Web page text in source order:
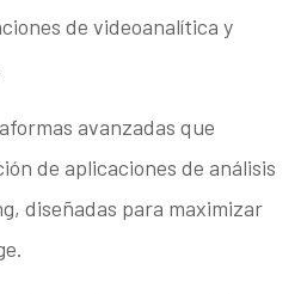
de videoanalítica y
avanzadas que
de aplicaciones de análisis
diseñadas para maximizar